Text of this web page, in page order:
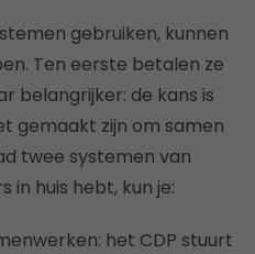
gebruiken, kunnen
Ten eerste betalen ze
belangrijker: de kans is
gemaakt zijn om samen
twee systemen van
in huis hebt, kun je:
het CDP stuurt